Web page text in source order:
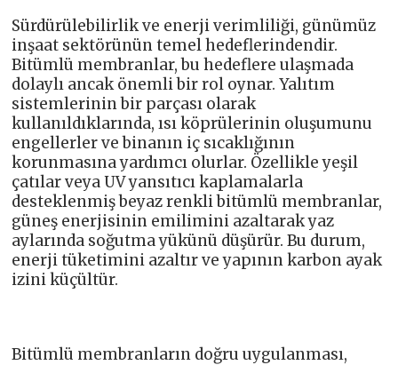
Sürdürülebilirlik ve enerji verimliliği, günümüz
inşaat sektörünün temel hedeflerindendir.
Bitümlü membranlar, bu hedeflere ulaşmada
dolaylı ancak önemli bir rol oynar. Yalıtım
sistemlerinin bir parçası olarak
kullanıldıklarında, ısı köprülerinin oluşumunu
engellerler ve binanın iç sıcaklığının
korunmasına yardımcı olurlar. Özellikle yeşil
çatılar veya UV yansıtıcı kaplamalarla
desteklenmiş beyaz renkli bitümlü membranlar,
güneş enerjisinin emilimini azaltarak yaz
aylarında soğutma yükünü düşürür. Bu durum,
enerji tüketimini azaltır ve yapının karbon ayak
izini küçültür.
Bitümlü membranların doğru uygulanması,